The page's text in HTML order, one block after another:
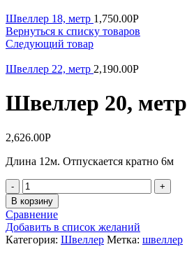
Швеллер 18, метр 1,750.00Р
Вернуться к списку товаров
Следующий товар
Швеллер 22, метр 2,190.00Р
Швеллер 20, метр
2,626.00Р
Длина 12м. Отпускается кратно 6м
Количество
В корзину
Сравнение
Добавить в список желаний
Категория: Швеллер Метка: швеллер